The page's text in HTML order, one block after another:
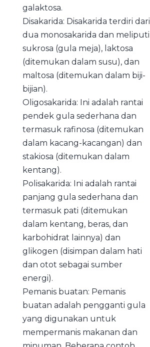
galaktosa.
Disakarida: Disakarida terdiri dari
dua monosakarida dan meliputi
sukrosa (gula meja), laktosa
(ditemukan dalam susu), dan
maltosa (ditemukan dalam biji-
bijian).
Oligosakarida: Ini adalah rantai
pendek gula sederhana dan
termasuk rafinosa (ditemukan
dalam kacang-kacangan) dan
stakiosa (ditemukan dalam
kentang).
Polisakarida: Ini adalah rantai
panjang gula sederhana dan
termasuk pati (ditemukan
dalam kentang, beras, dan
karbohidrat lainnya) dan
glikogen (disimpan dalam hati
dan otot sebagai sumber
energi).
Pemanis buatan: Pemanis
buatan adalah pengganti gula
yang digunakan untuk
mempermanis makanan dan